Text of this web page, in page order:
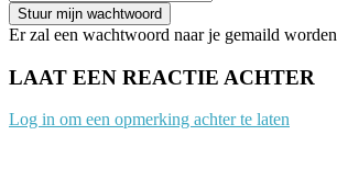
Er zal een wachtwoord naar je gemaild worden
LAAT EEN REACTIE ACHTER
Log in om een opmerking achter te laten